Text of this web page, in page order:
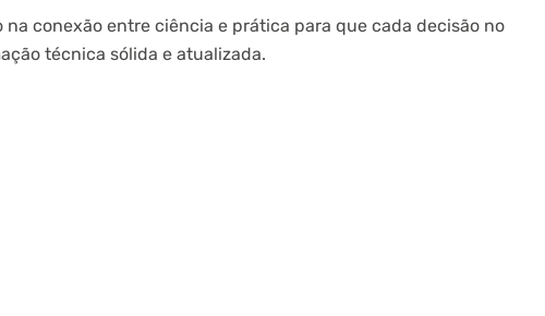
conexão entre ciência e prática para que cada decisão no
técnica sólida e atualizada.